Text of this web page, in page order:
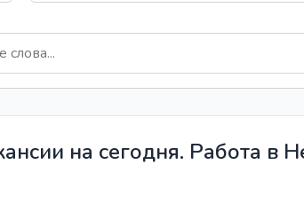
на сегодня. Работа в